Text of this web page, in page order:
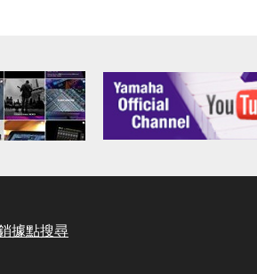
據點搜尋